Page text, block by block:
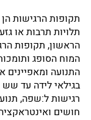
תקופות הרגישות הן
תלויות תרבות או
הראשון, תקופות
המוח הסופג
התנועה ומאפיינים
בגילאי לידה עד
רגישות ל:שפה,
חושים